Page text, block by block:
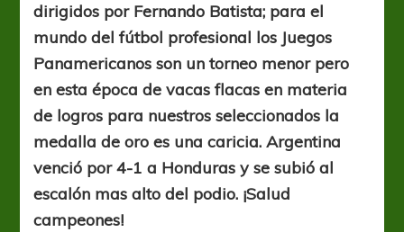
dirigidos por Fernando Batista; para el
mundo del fútbol profesional los Juegos
Panamericanos son un torneo menor pero
en esta época de vacas flacas en materia
de logros para nuestros seleccionados la
medalla de oro es una caricia. Argentina
venció por 4-1 a Honduras y se subió al
escalón mas alto del podio. ¡Salud
campeones!